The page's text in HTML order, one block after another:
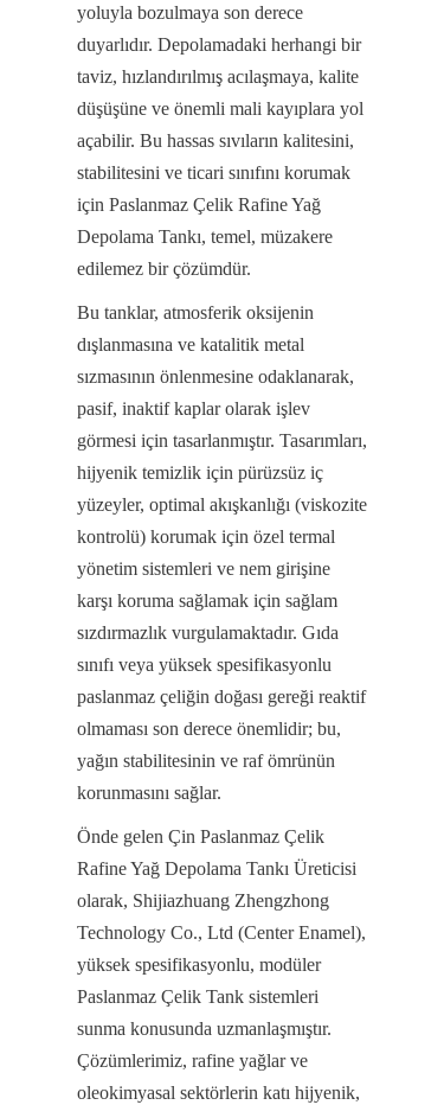
yoluyla bozulmaya son derece
duyarlıdır. Depolamadaki herhangi bir
taviz, hızlandırılmış acılaşmaya, kalite
düşüşüne ve önemli mali kayıplara yol
açabilir. Bu hassas sıvıların kalitesini,
stabilitesini ve ticari sınıfını korumak
için Paslanmaz Çelik Rafine Yağ
Depolama Tankı, temel, müzakere
edilemez bir çözümdür.
Bu tanklar, atmosferik oksijenin
dışlanmasına ve katalitik metal
sızmasının önlenmesine odaklanarak,
pasif, inaktif kaplar olarak işlev
görmesi için tasarlanmıştır. Tasarımları,
hijyenik temizlik için pürüzsüz iç
yüzeyler, optimal akışkanlığı (viskozite
kontrolü) korumak için özel termal
yönetim sistemleri ve nem girişine
karşı koruma sağlamak için sağlam
sızdırmazlık vurgulamaktadır. Gıda
sınıfı veya yüksek spesifikasyonlu
paslanmaz çeliğin doğası gereği reaktif
olmaması son derece önemlidir; bu,
yağın stabilitesinin ve raf ömrünün
korunmasını sağlar.
Önde gelen Çin Paslanmaz Çelik
Rafine Yağ Depolama Tankı Üreticisi
olarak, Shijiazhuang Zhengzhong
Technology Co., Ltd (Center Enamel),
yüksek spesifikasyonlu, modüler
Paslanmaz Çelik Tank sistemleri
sunma konusunda uzmanlaşmıştır.
Çözümlerimiz, rafine yağlar ve
oleokimyasal sektörlerin katı hijyenik,